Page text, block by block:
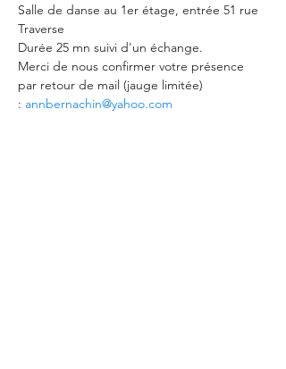
Salle de danse au 1er étage, entrée 51 rue
Traverse
Durée 25 mn suivi d'un échange.
Merci de nous confirmer votre présence
par retour de mail (jauge limitée)
: annbernachin@yahoo.com